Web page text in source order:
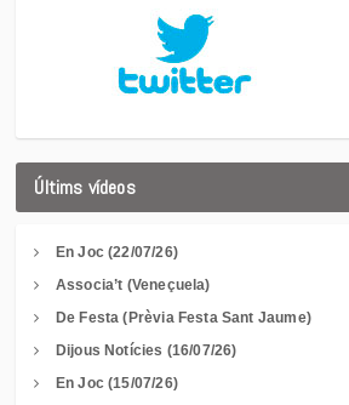
Últims vídeos
En Joc (22/07/26)
Associa’t (Veneçuela)
De Festa (Prèvia Festa Sant Jaume)
Dijous Notícies (16/07/26)
En Joc (15/07/26)